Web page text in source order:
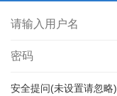
安全提问(未设置请忽略)